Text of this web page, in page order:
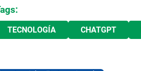
TECNOLOGÍA CHATGPT